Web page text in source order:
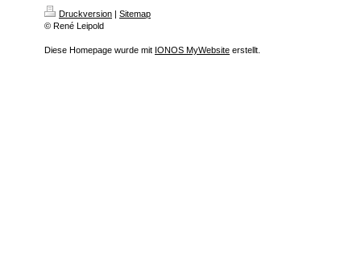
Druckversion | Sitemap
© René Leipold
Diese Homepage wurde mit IONOS MyWebsite erstellt.